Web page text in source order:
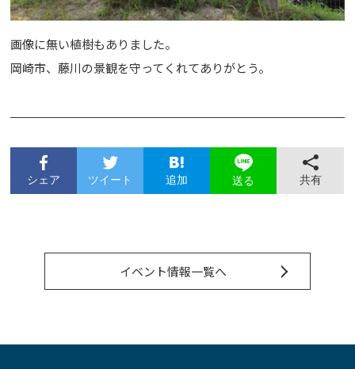
画像に無い植樹もありました。
岡崎市、藤川の景観を守ってくれてありがとう。
シェア ツイート 追加 送る 共有
イベント情報一覧へ